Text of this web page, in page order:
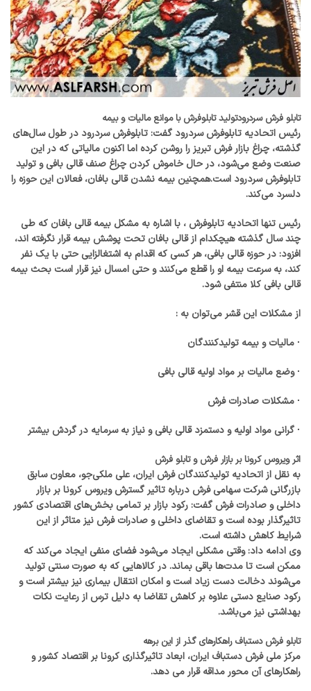
تابلو فرش سردرودتولید تابلوفرش با موانع مالیات و بیمه
رئیس اتحادیه تابلوفرش سردرود گفت: تابلوفرش سردرود در طول سال‌های
گذشته، چراغ بازار فرش تبریز را روشن کرده اما اکنون مالیاتی که در این
صنعت وضع می‌شود، در حال خاموش کردن چراغ صنف قالی بافی و تولید
تابلوفرش سردرود است.همچنین بیمه نشدن قالی بافان، فعالان این حوزه را
دلسرد می‌کند.
رئیس تنها اتحادیه تابلوفرش ، با اشاره به مشکل بیمه قالی بافان که طی
چند سال گذشته هیچکدام از قالی بافان تحت پوشش بیمه قرار نگرفته اند،
افزود: در حوزه قالی بافی، هر کسی که اقدام به اشتغالزایی حتی با یک نفر
کند، به سرعت بیمه او را قطع می‌کنند و حتی امسال نیز قرار است بحث بیمه
قالی بافی کلا منتفی شود.
از مشکلات این قشر می‌توان به :
· مالیات و بیمه تولیدکنندگان
· وضع مالیات بر مواد اولیه قالی بافی
· مشکلات صادرات فرش
· گرانی مواد اولیه و دستمزد قالی بافی و نیاز به سرمایه در گردش بیشتر
اثر ویروس کرونا بر بازار فرش و تابلو فرش
به نقل از اتحادیه تولیدکنندگان فرش ایران، علی ملکی‌جو، معاون سابق
بازرگانی شرکت سهامی فرش درباره تاثیر گسترش ویروس کرونا بر بازار
داخلی و صادرات فرش گفت: رکود بازار بر تمامی بخش‌های اقتصادی کشور
تاثیرگذار بوده است و تقاضای داخلی و صادرات فرش نیز متاثر از این
شرایط کاهش داشته است.
وی ادامه داد:‌ وقتی مشکلی ایجاد می‌شود فضای منفی ایجاد می‌کند که
ممکن است تا مدت‌ها باقی بماند. در کالاهایی که به صورت سنتی تولید
می‌شوند دخالت دست زیاد است و امکان انتقال بیماری نیز بیشتر است و
رکود صنایع دستی علاوه بر کاهش تقاضا به دلیل ترس از رعایت نکات
بهداشتی نیز می‌باشد.
تابلو فرش دستباف راهکارهای گذر از این برهه
مرکز ملی فرش دستباف ایران، ابعاد تاثیرگذاری کرونا بر اقتصاد کشور و
راهکارهای آن محور مداقه قرار می دهد.